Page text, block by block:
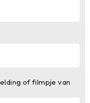
of filmpje van